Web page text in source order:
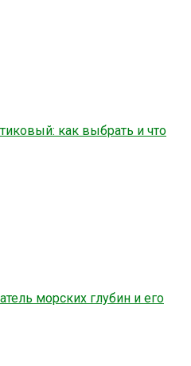
как выбрать и что
морских глубин и его